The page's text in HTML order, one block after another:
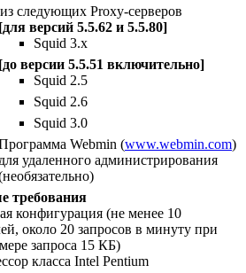
следующих Proxy-серверов
[для версий 5.5.62 и 5.5.80]
Squid 3.x
[до версии 5.5.51 включительно]
Squid 2.5
Squid 2.6
Squid 3.0
Webmin (www.webmin.com)
для удаленного администрирования
требования
конфигурация (не менее 10
около 20 запросов в минуту при
запроса 15 КБ)
класса Intel Pentium